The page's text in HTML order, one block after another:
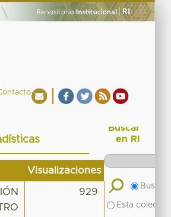
Visualizaciones
929
Buscar
en RI
Buscar
Esta